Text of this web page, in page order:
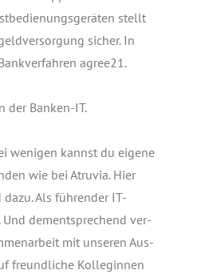
stellt
sicher. In
agree21.
der Ban­ken-IT.
weni­gen kannst du eige­ne
wie bei Atru­via. Hier
Als füh­ren­der IT-
dem­entspre­chend ver­
mit unse­ren Aus­
freund­li­che Kol­le­gin­nen